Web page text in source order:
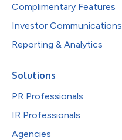
Complimentary Features
Investor Communications
Reporting & Analytics
Solutions
PR Professionals
IR Professionals
Agencies